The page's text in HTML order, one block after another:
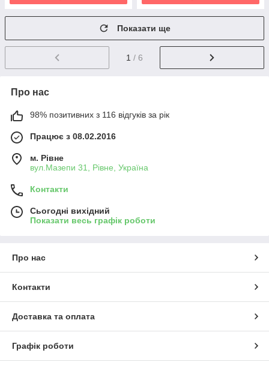
Показати ще
1 / 6
Про нас
98% позитивних з 116 відгуків за рік
Працює з 08.02.2016
м. Рівне
вул.Мазепи 31, Рівне, Україна
Контакти
Сьогодні вихідний
Показати весь графік роботи
Про нас
Контакти
Доставка та оплата
Графік роботи